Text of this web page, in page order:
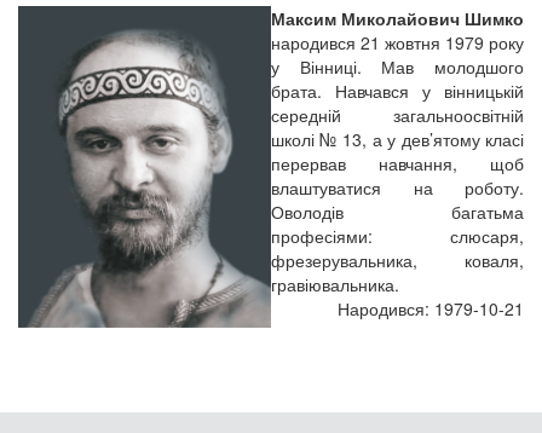
Максим Миколайович Шимко
народився 21 жовтня 1979 року
у Вінниці. Мав молодшого
брата. Навчався у вінницькій
середній загальноосвітній
школі № 13, а у дев’ятому класі
перервав навчання, щоб
влаштуватися на роботу.
Оволодів багатьма
професіями: слюсаря,
фрезерувальника, коваля,
гравіювальника.
Народився: 1979-10-21